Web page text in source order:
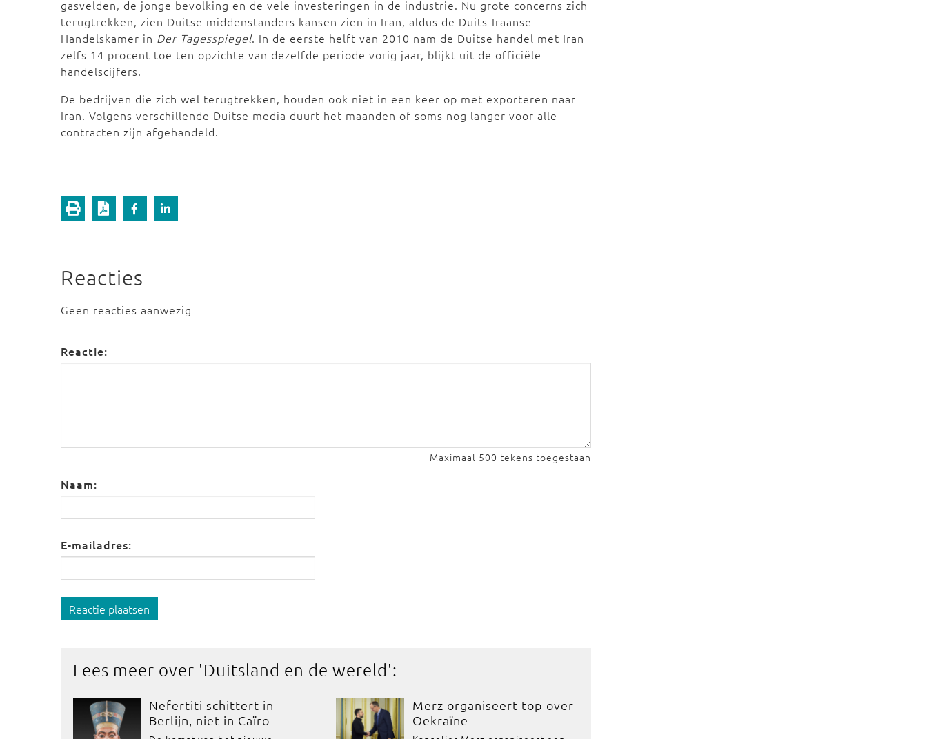
gasvelden, de jonge bevolking en de vele investeringen in de industrie. Nu grote concerns zich
terugtrekken, zien Duitse middenstanders kansen zien in Iran, aldus de Duits-Iraanse
Handelskamer in Der Tagesspiegel. In de eerste helft van 2010 nam de Duitse handel met Iran
zelfs 14 procent toe ten opzichte van dezelfde periode vorig jaar, blijkt uit de officiële
handelscijfers.
De bedrijven die zich wel terugtrekken, houden ook niet in een keer op met exporteren naar
Iran. Volgens verschillende Duitse media duurt het maanden of soms nog langer voor alle
contracten zijn afgehandeld.
Reacties
Geen reacties aanwezig
Reactie:
Maximaal 500 tekens toegestaan
Naam:
E-mailadres:
Reactie plaatsen
Lees meer over 'Duitsland en de wereld':
Nefertiti schittert in
Berlijn, niet in Caïro
Merz organiseert top over
Oekraïne